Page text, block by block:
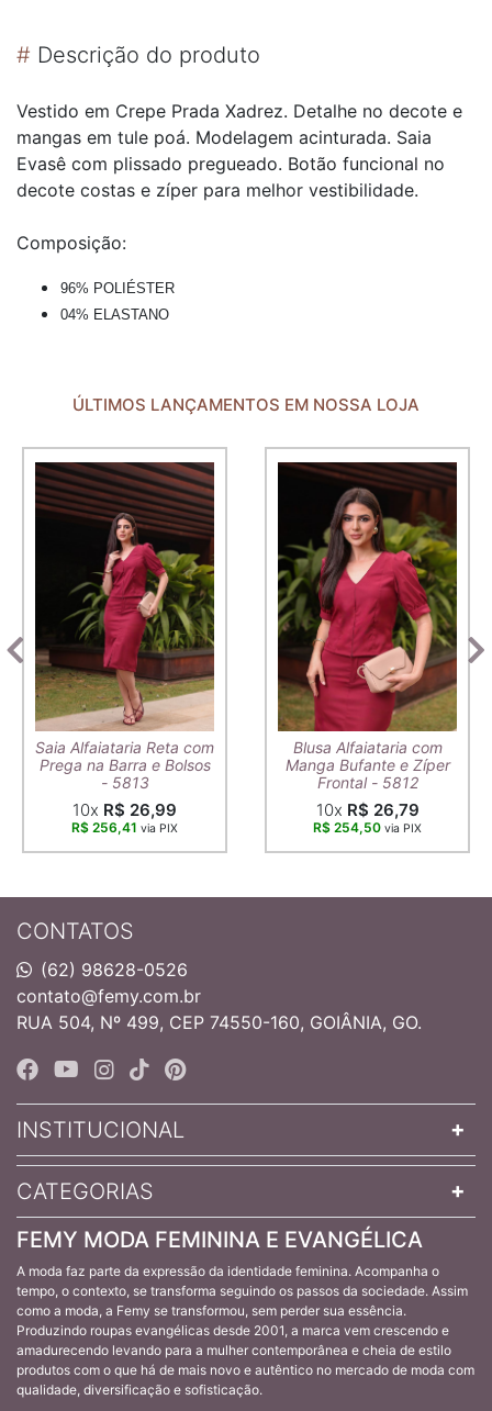
# Descrição do produto
Vestido em Crepe Prada Xadrez. Detalhe no decote e
mangas em tule poá. Modelagem acinturada. Saia
Evasê com plissado pregueado. Botão funcional no
decote costas e zíper para melhor vestibilidade.
Composição:
96% POLIÉSTER
04% ELASTANO
ÚLTIMOS LANÇAMENTOS EM NOSSA LOJA
Saia Alfaiataria Reta com
Prega na Barra e Bolsos
- 5813
10x R$ 26,99
R$ 256,41 via PIX
Blusa Alfaiataria com
Manga Bufante e Zíper
Frontal - 5812
10x R$ 26,79
R$ 254,50 via PIX
CONTATOS
(62) 98628-0526
contato@femy.com.br
RUA 504, Nº 499, CEP 74550-160, GOIÂNIA, GO.
INSTITUCIONAL
CATEGORIAS
FEMY MODA FEMININA E EVANGÉLICA
A moda faz parte da expressão da identidade feminina. Acompanha o
tempo, o contexto, se transforma seguindo os passos da sociedade. Assim
como a moda, a Femy se transformou, sem perder sua essência.
Produzindo roupas evangélicas desde 2001, a marca vem crescendo e
amadurecendo levando para a mulher contemporânea e cheia de estilo
produtos com o que há de mais novo e autêntico no mercado de moda com
qualidade, diversificação e sofisticação.